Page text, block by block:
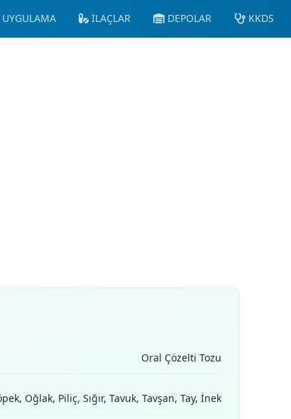
UYGULAMA İLAÇLAR DEPOLAR KKDS
Oral Çözelti Tozu
Oğlak, Piliç, Sığır, Tavuk, Tavşan, Tay, İnek